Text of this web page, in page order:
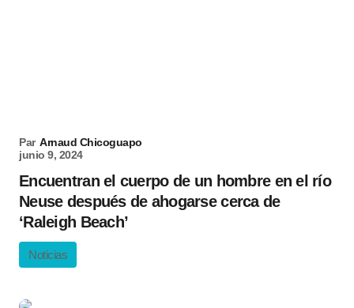
Par Arnaud Chicoguapo
junio 9, 2024
Encuentran el cuerpo de un hombre en el río
Neuse después de ahogarse cerca de
‘Raleigh Beach’
Noticias